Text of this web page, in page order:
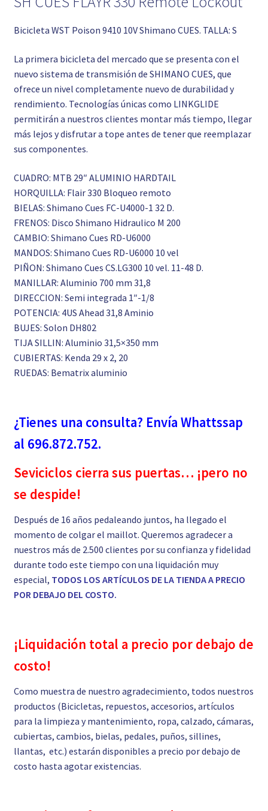
Bicicleta WST Poison 9410 10V Shimano CUES. TALLA: S
La primera bicicleta del mercado que se presenta con el
nuevo sistema de transmisión de SHIMANO CUES, que
ofrece un nivel completamente nuevo de durabilidad y
rendimiento. Tecnologías únicas como LINKGLIDE
permitirán a nuestros clientes montar más tiempo, llegar
más lejos y disfrutar a tope antes de tener que reemplazar
sus componentes.
CUADRO: MTB 29″ ALUMINIO HARDTAIL
HORQUILLA: Flair 330 Bloqueo remoto
BIELAS: Shimano Cues FC-U4000-1 32 D.
FRENOS: Disco Shimano Hidraulico M 200
CAMBIO: Shimano Cues RD-U6000
MANDOS: Shimano Cues RD-U6000 10 vel
PIÑON: Shimano Cues CS.LG300 10 vel. 11-48 D.
MANILLAR: Aluminio 700 mm 31,8
DIRECCION: Semi integrada 1″-1/8
POTENCIA: 4US Ahead 31,8 Aminio
BUJES: Solon DH802
TIJA SILLIN: Aluminio 31,5×350 mm
CUBIERTAS: Kenda 29 x 2, 20
RUEDAS: Bematrix aluminio
¿Tienes una consulta? Envía Whattssap
al 696.872.752.
Seviciclos cierra sus puertas… ¡pero no
se despide!
Después de 16 años pedaleando juntos, ha llegado el
momento de colgar el maillot. Queremos agradecer a
nuestros más de 2.500 clientes por su confianza y fidelidad
durante todo este tiempo con una liquidación muy
especial, TODOS LOS ARTÍCULOS DE LA TIENDA A PRECIO
POR DEBAJO DEL COSTO.
¡Liquidación total a precio por debajo de
costo!
Como muestra de nuestro agradecimiento, todos nuestros
productos (Bicicletas, repuestos, accesorios, artículos
para la limpieza y mantenimiento, ropa, calzado, cámaras,
cubiertas, cambios, bielas, pedales, puños, sillines,
llantas, etc.) estarán disponibles a precio por debajo de
costo hasta agotar existencias.